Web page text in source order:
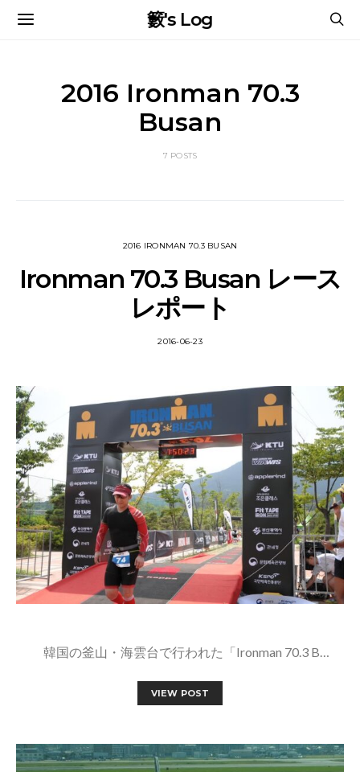
籔's Log
2016 Ironman 70.3
Busan
7 POSTS
2016 IRONMAN 70.3 BUSAN
Ironman 70.3 Busan レース
レポート
2016-06-23
韓国の釜山・海雲台で行われた「Ironman 70.3 B…
VIEW POST